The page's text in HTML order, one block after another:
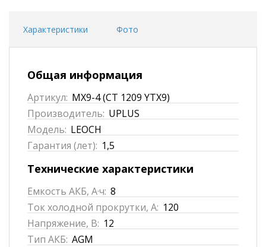
Характеристики Фото
Общая информация
Артикул: MX9-4 (СТ 1209 YTX9)
Производитель: UPLUS
Модель: LEOCH
Гарантия (лет): 1,5
Технические характеристики
Емкость АКБ, А·ч: 8
Ток холодной прокрутки, А: 120
Напряжение, В: 12
Тип АКБ: AGM